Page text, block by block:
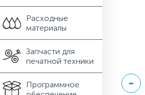
Расходные
материалы
Запчасти для
печатной техники
Программное